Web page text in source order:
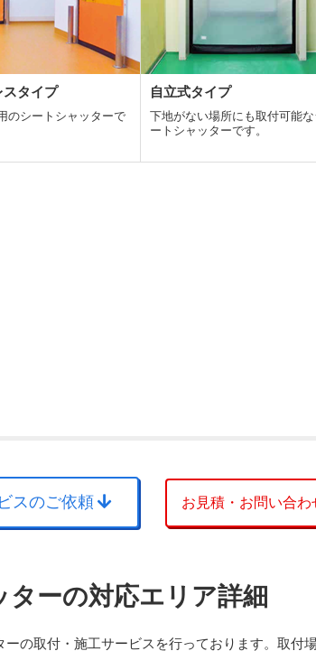
スタイプ
のシートシャッターで
自立式タイプ
下地がない場所にも取付可能な
ートシャッターです。
スのご依頼 お見積・お問い合わ
ーの対応エリア詳細
の取付・施工サービスを行っております。取付